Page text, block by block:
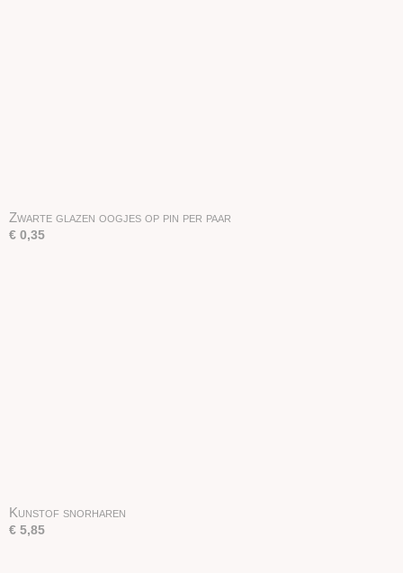
Zwarte glazen oogjes op pin per paar
€ 0,35
Kunstof snorharen
€ 5,85